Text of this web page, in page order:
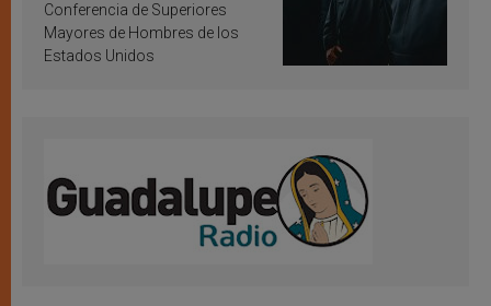
Conferencia de Superiores
Mayores de Hombres de los
Estados Unidos